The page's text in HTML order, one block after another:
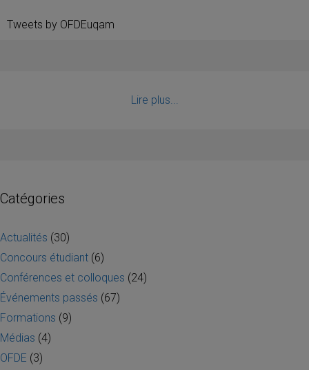
Tweets by OFDEuqam
Lire plus...
Catégories
Actualités (30)
Concours étudiant (6)
Conférences et colloques (24)
Événements passés (67)
Formations (9)
Médias (4)
OFDE (3)